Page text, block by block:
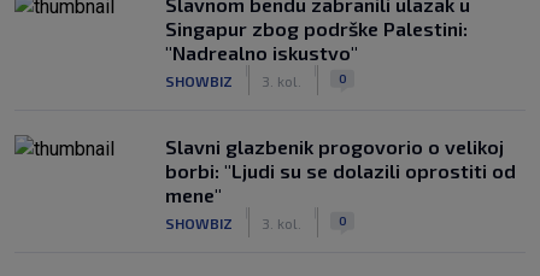
Singapur zbog podrške Palestini:
"Nadrealno iskustvo"
SHOWBIZ 3. kol. 0
Slavni glazbenik progovorio o velikoj
borbi: "Ljudi su se dolazili oprostiti od
mene"
SHOWBIZ 3. kol. 0